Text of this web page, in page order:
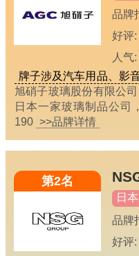
品牌
好评:
人气:
牌子涉及汽车用品、影
旭硝子玻璃股份有限公
日本一家玻璃制品公司
190 >>品牌详情
第2名
日
品牌
好评: